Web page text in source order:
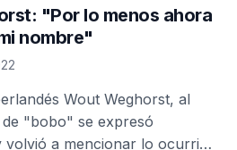
"Por lo menos ahora
nombre"
Wout Weghorst, al
de "bobo" se expresó
volvió a mencionar lo ocurrido